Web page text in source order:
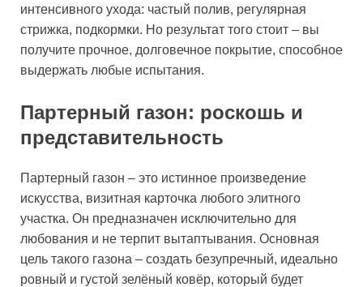
интенсивного ухода: частый полив, регулярная
стрижка, подкормки. Но результат того стоит – вы
получите прочное, долговечное покрытие, способное
выдержать любые испытания.
Партерный газон: роскошь и
представительность
Партерный газон – это истинное произведение
искусства, визитная карточка любого элитного
участка. Он предназначен исключительно для
любования и не терпит вытаптывания. Основная
цель такого газона – создать безупречный, идеально
ровный и густой зелёный ковёр, который будет